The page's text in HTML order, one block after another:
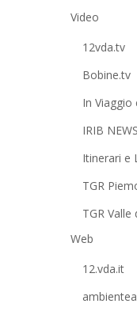
Video
12vda.tv
Bobine.tv
In Viaggio
IRIB NEWS
Itinerari e
TGR
TGR Valle
Web
12.vda.it